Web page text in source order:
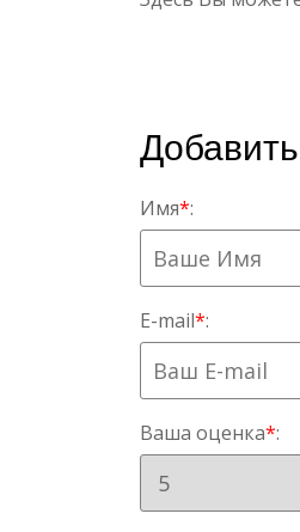
Имя*:
E-mail*:
Ваша оценка*: